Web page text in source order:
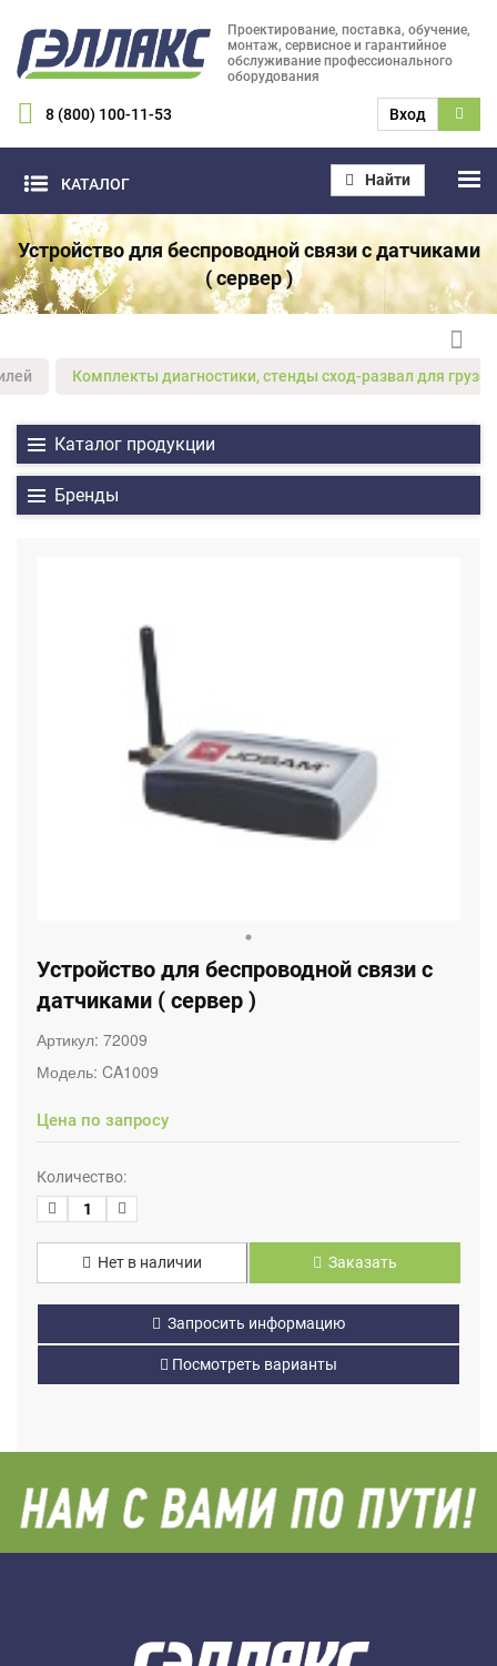
Проектирование, поставка, обучение,
монтаж, сервисное и гарантийное
обслуживание профессионального
оборудования
8 (800) 100-11-53 Вход
КАТАЛОГ Найти
Устройство для беспроводной связи с датчиками
( сервер )
Комплекты диагностики, стенды сход-развал для
Каталог продукции
Бренды
Устройство для беспроводной связи с
датчиками ( сервер )
Артикул: 72009
Модель: CA1009
Цена по запросу
Количество:
Нет в наличии Заказать
Запросить информацию
Посмотреть варианты